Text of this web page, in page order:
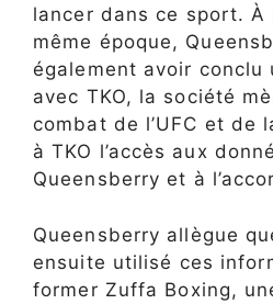
lancer dans ce sport. À
même époque,
également avoir
avec TKO, la société
combat de l’UFC et de
à TKO l’accès aux
Queensberry et à
Queensberry allègue
ensuite utilisé ces
former Zuffa Boxing,